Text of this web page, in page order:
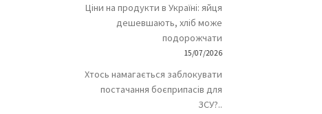
Ціни на продукти в Україні: яйця
дешевшають, хліб може
подорожчати
15/07/2026
Хтось намагається заблокувати
постачання боєприпасів для
ЗСУ?..